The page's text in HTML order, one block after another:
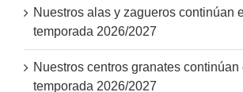
Nuestros alas y zagueros continúan
temporada 2026/2027
Nuestros centros granates continúan
temporada 2026/2027